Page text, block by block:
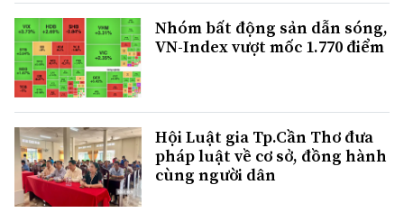
Nhóm bất động sản dẫn sóng,
VN-Index vượt mốc 1.770 điểm
Hội Luật gia Tp.Cần Thơ đưa
pháp luật về cơ sở, đồng hành
cùng người dân